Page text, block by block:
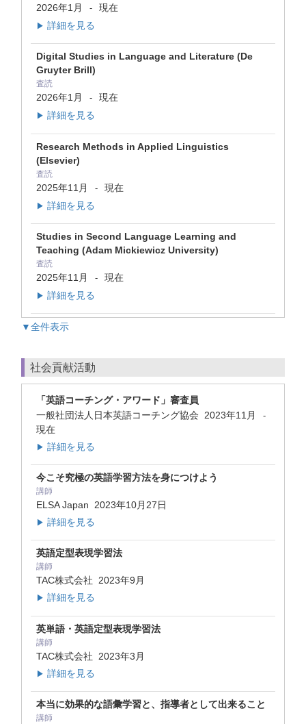
2026年1月 - 現在
▶ 詳細を見る
Digital Studies in Language and Literature (De
Gruyter Brill)
査読
2026年1月 - 現在
▶ 詳細を見る
Research Methods in Applied Linguistics
(Elsevier)
査読
2025年11月 - 現在
▶ 詳細を見る
Studies in Second Language Learning and
Teaching (Adam Mickiewicz University)
査読
2025年11月 - 現在
▶ 詳細を見る
▼全件表示
社会貢献活動
「英語コーチング・アワード」審査員
一般社団法人日本英語コーチング協会 2023年11月 -
現在
▶ 詳細を見る
今こそ究極の英語学習方法を身につけよう
講師
ELSA Japan 2023年10月27日
▶ 詳細を見る
英語定型表現学習法
講師
TAC株式会社 2023年9月
▶ 詳細を見る
英単語・英語定型表現学習法
講師
TAC株式会社 2023年3月
▶ 詳細を見る
本当に効果的な語彙学習と、指導者として出来ること
講師